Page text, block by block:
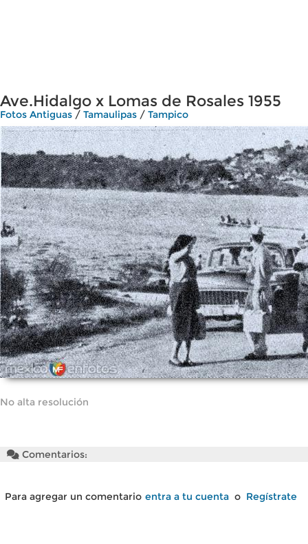
Ave.Hidalgo x Lomas de Rosales 1955
Fotos Antiguas / Tamaulipas / Tampico
No alta resolución
Comentarios:
Para agregar un comentario entra a tu cuenta o Regístrate